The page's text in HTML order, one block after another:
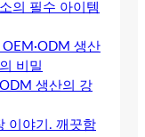
의 필수 아이템
생산
비밀
생산의 강
이야기. 깨끗함